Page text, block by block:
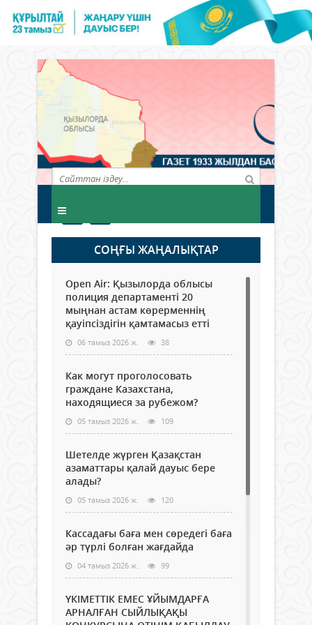
СОҢҒЫ ЖАҢАЛЫҚТАР
Open Air: Қызылорда облысы
полиция департаменті 20
мыңнан астам көрерменнің
қауіпсіздігін қамтамасыз етті
06 тамыз 2026 ж. 38
Как могут проголосовать
граждане Казахстана,
находящиеся за рубежом?
05 тамыз 2026 ж. 109
Шетелде жүрген Қазақстан
азаматтары қалай дауыс бере
алады?
05 тамыз 2026 ж. 120
Кассадағы баға мен сөредегі баға
әр түрлі болған жағдайда
04 тамыз 2026 ж. 99
ҮКІМЕТТІК ЕМЕС ҰЙЫМДАРҒА
АРНАЛҒАН СЫЙЛЫҚАҚЫ